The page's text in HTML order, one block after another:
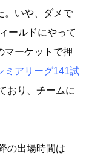
。いや、ダメで
ールドにやって
マーケットで押
ミアリーグ141試
おり、チームに
の出場時間は